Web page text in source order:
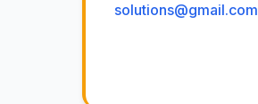
solutions@gmail.com